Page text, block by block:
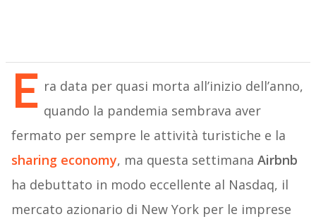
E ra data per quasi morta all’inizio dell’anno,
quando la pandemia sembrava aver
fermato per sempre le attività turistiche e la
sharing economy, ma questa settimana Airbnb
ha debuttato in modo eccellente al Nasdaq, il
mercato azionario di New York per le imprese